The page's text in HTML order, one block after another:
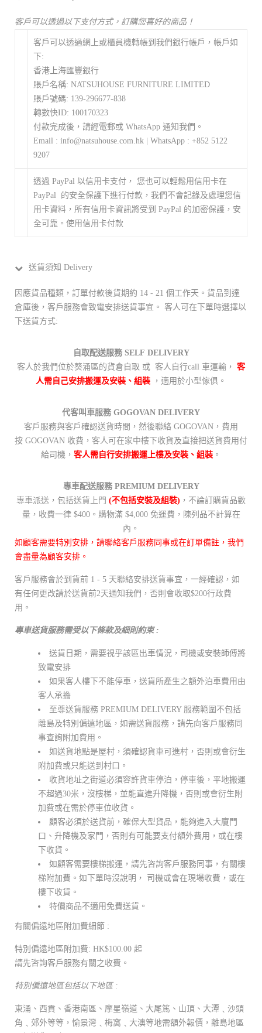
客戶可以透過以下支付方式，訂購您喜好的商品！
客戶可以透過網上或櫃員機轉帳到我們銀行帳戶，帳戶如
下:
香港上海匯豐銀行
賬戶名稱: NATSUHOUSE FURNITURE LIMITED
賬戶號碼: 139-296677-838
轉數快ID: 100170323
付款完成後，請經電郵或 WhatsApp 通知我們。
Email : info@natsuhouse.com.hk | WhatsApp : +852 5122
9207
透過 PayPal 以信用卡支付， 您也可以輕鬆用信用卡在
PayPal 的安全保護下進行付款，我們不會記錄及處理您信
用卡資料，所有信用卡資訊將受到 PayPal 的加密保護，安
全可靠。使用信用卡付款
送貨須知 Delivery
因應貨品種類，訂單付款後貨期約 14 - 21 個工作天。貨品到達
倉庫後，客戶服務會致電安排送貨事宜。 客人可在下單時選擇以
下送貨方式:
自取配送服務 SELF DELIVERY
客人於我們位於葵涌區的貨倉自取 或 客人自行call 車運輸， 客
人需自己安排搬運及安裝、組裝 ，適用於小型傢俱。
代客叫車服務 GOGOVAN DELIVERY
客戶服務與客戶確認送貨時間，然後聯絡 GOGOVAN，費用
按 GOGOVAN 收費，客人可在家中樓下收貨及直接把送貨費用付
給司機， 客人需自行安排搬運上樓及安裝、組裝 。
專車配送服務 PREMIUM DELIVERY
專車派送，包括送貨上門 (不包括安裝及組裝) ，不論訂購貨品數
量，收費一律 $400。購物滿 $4,000 免運費，陳列品不計算在
內。
如顧客需要特別安排，請聯絡客戶服務同事或在訂單備註，我們
會盡量為顧客安排。
客戶服務會於到貨前 1 - 5 天聯絡安排送貨事宜，一經確認，如
有任何更改請於送貨前2天通知我們，否則會收取$200行政費
用。
專車送貨服務需受以下條款及細則約束 :
送貨日期，需要視乎該區出車情況，司機或安裝師傅將
致電安排
如果客人樓下不能停車，送貨所產生之額外泊車費用由
客人承擔
至尊送貨服務 PREMIUM DELIVERY 服務範圍不包括
離島及特別偏遠地區，如需送貨服務，請先向客戶服務同
事查詢附加費用。
如送貨地點是屋村，須確認貨車可進村，否則或會衍生
附加費或只能送到村口。
收貨地址之街道必須容許貨車停泊，停車後，平地搬運
不超過30米，沒樓梯，並能直進升降機，否則或會衍生附
加費或在需於停車位收貨。
顧客必須於送貨前，確保大型貨品，能夠進入大廈門
口、升降機及家門，否則有可能要支付額外費用，或在樓
下收貨。
如顧客需要樓梯搬運，請先咨詢客戶服務同事，有關樓
梯附加費。如下單時沒說明， 司機或會在現場收費，或在
樓下收貨。
特價商品不適用免費送貨。
有關偏遠地區附加費細節 :
特別偏遠地區附加費: HK$100.00 起
請先咨詢客戶服務有關之收費。
特別偏遠地區包括以下地區 :
東涌、西貢、香港南區、摩星嶺道、大尾篤、山頂、大潭﹑沙頭
角﹑郊外等等，愉景灣﹑梅窩﹑大澳等地需額外報價，離島地區